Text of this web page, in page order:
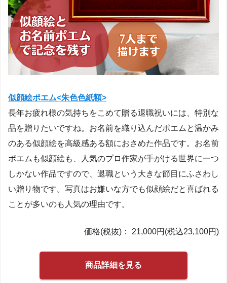
似顔絵ポエム<朱色色紙額>
長年お疲れ様の気持ちをこめて贈る退職祝いには、特別な
品を贈りたいですね。お名前を織り込んだポエムと温かみ
のある似顔絵を高級感ある額におさめた作品です。お名前
ポエムも似顔絵も、人気のプロ作家が手がける世界に一つ
しかない作品ですので、退職という大きな節目にふさわし
い贈り物です。写真はお嫌いな方でも似顔絵だと喜ばれる
ことが多いのも人気の理由です。
価格(税抜)： 21,000円(税込23,100円)
商品詳細を見る